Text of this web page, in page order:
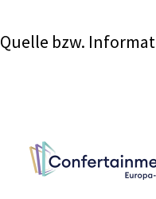
Quelle bzw.